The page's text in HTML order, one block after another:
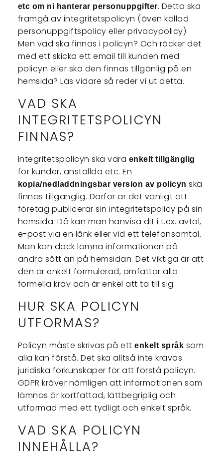
etc om ni hanterar personuppgifter. Detta ska
framgå av integritetspolicyn (även kallad
personuppgiftspolicy eller privacypolicy).
Men vad ska finnas i policyn? Och räcker det
med ett skicka ett email till kunden med
policyn eller ska den finnas tillgänlig på en
hemsida? Läs vidare så reder vi ut detta.
VAD SKA
INTEGRITETSPOLICYN
FINNAS?
Integritetspolicyn ska vara enkelt tillgänglig
för kunder, anställda etc. En
kopia/nedladdningsbar version av policyn ska
finnas tillgänglig. Därför är det vanligt att
företag publicerar sin integritetspolicy på sin
hemsida. Då kan man hänvisa dit i t.ex. avtal,
e-post via en länk eller vid ett telefonsamtal.
Man kan dock lämna informationen på
andra sätt än på hemsidan. Det viktiga är att
den är enkelt formulerad, omfattar alla
formella krav och är enkel att ta till sig
HUR SKA POLICYN
UTFORMAS?
Policyn måste skrivas på ettenkelt språk som
alla kan förstå. Det ska alltså inte krävas
juridiska förkunskaper för att förstå policyn.
GDPR kräver nämligen att informationen som
lämnas är kortfattad, lättbegriplig och
utformad med ett tydligt och enkelt språk.
VAD SKA POLICYN
INNEHÅLLA?